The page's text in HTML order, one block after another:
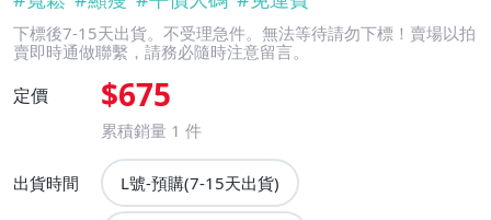
下標後7-15天出貨。不受理急件。無法等待請勿下標！賣場以拍
賣即時通做聯繫，請務必隨時注意留言。
定價 $675
累積銷量 1 件
出貨時間 L號-預購(7-15天出貨)